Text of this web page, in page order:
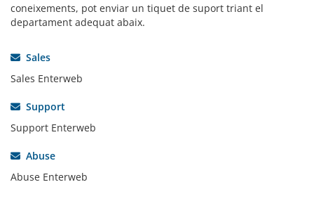
coneixements, pot enviar un tiquet de suport triant el
departament adequat abaix.
Sales
Sales Enterweb
Support
Support Enterweb
Abuse
Abuse Enterweb